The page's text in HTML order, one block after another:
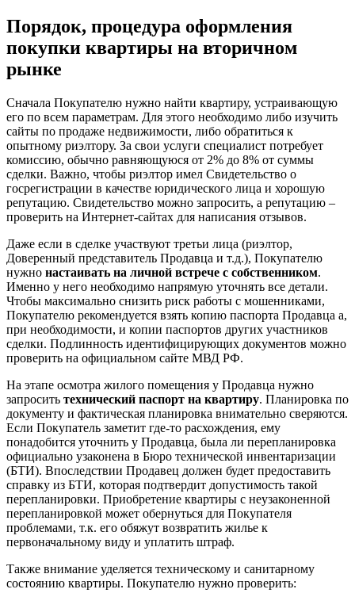
Порядок, процедура оформления
покупки квартиры на вторичном
рынке
Сначала Покупателю нужно найти квартиру, устраивающую
его по всем параметрам. Для этого необходимо либо изучить
сайты по продаже недвижимости, либо обратиться к
опытному риэлтору. За свои услуги специалист потребует
комиссию, обычно равняющуюся от 2% до 8% от суммы
сделки. Важно, чтобы риэлтор имел Свидетельство о
госрегистрации в качестве юридического лица и хорошую
репутацию. Свидетельство можно запросить, а репутацию –
проверить на Интернет-сайтах для написания отзывов.
Даже если в сделке участвуют третьи лица (риэлтор,
Доверенный представитель Продавца и т.д.), Покупателю
нужно настаивать на личной встрече с собственником.
Именно у него необходимо напрямую уточнять все детали.
Чтобы максимально снизить риск работы с мошенниками,
Покупателю рекомендуется взять копию паспорта Продавца а,
при необходимости, и копии паспортов других участников
сделки. Подлинность идентифицирующих документов можно
проверить на официальном сайте МВД РФ.
На этапе осмотра жилого помещения у Продавца нужно
запросить технический паспорт на квартиру. Планировка по
документу и фактическая планировка внимательно сверяются.
Если Покупатель заметит где-то расхождения, ему
понадобится уточнить у Продавца, была ли перепланировка
официально узаконена в Бюро технической инвентаризации
(БТИ). Впоследствии Продавец должен будет предоставить
справку из БТИ, которая подтвердит допустимость такой
перепланировки. Приобретение квартиры с неузаконенной
перепланировкой может обернуться для Покупателя
проблемами, т.к. его обяжут возвратить жилье к
первоначальному виду и уплатить штраф.
Также внимание уделяется техническому и санитарному
состоянию квартиры. Покупателю нужно проверить: